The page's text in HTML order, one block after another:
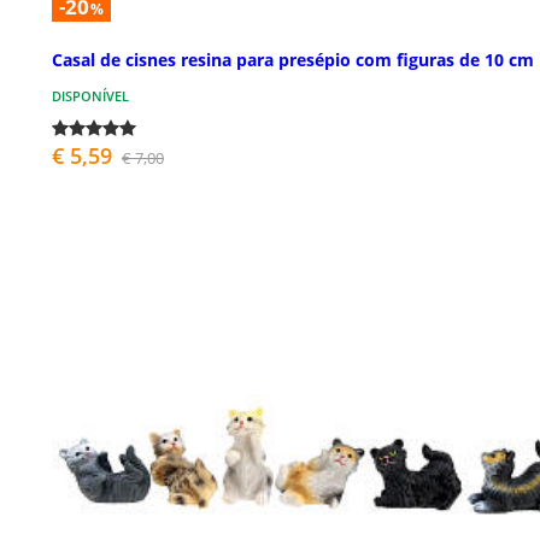
-20%
Casal de cisnes resina para presépio com figuras de 10 cm
DISPONÍVEL
€ 5,59 € 7,00